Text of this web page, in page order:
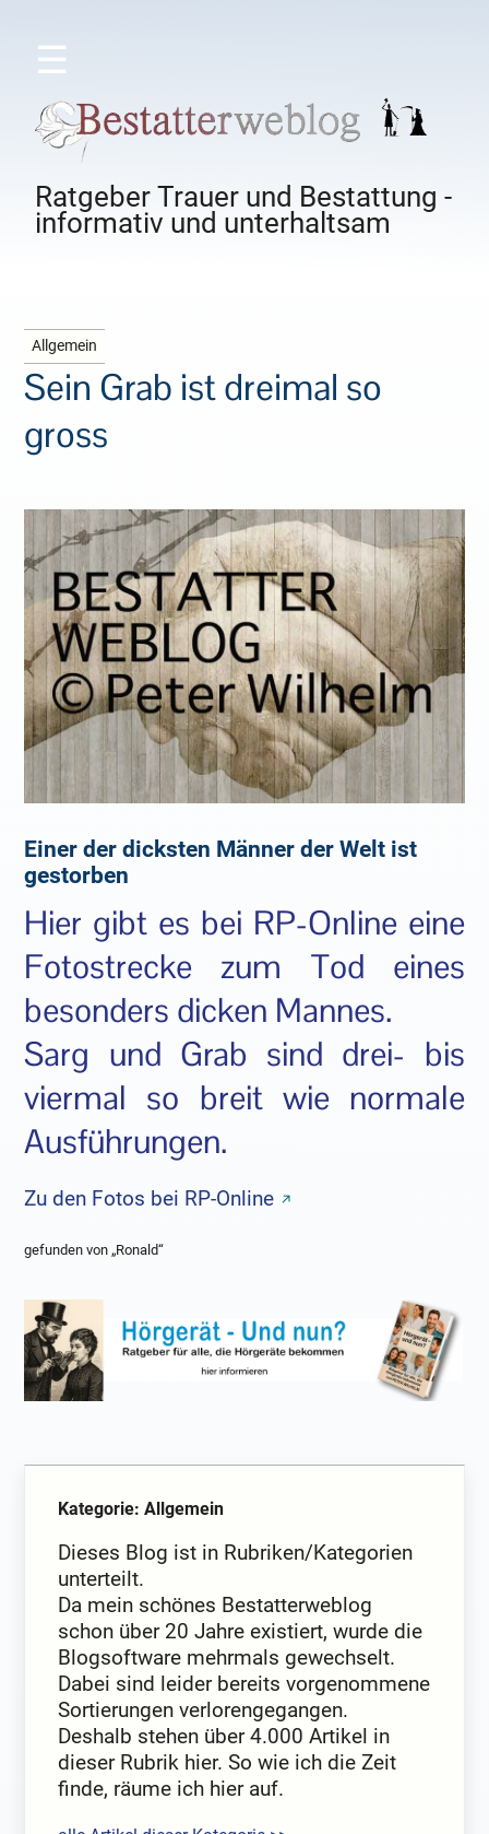
☰
Ratgeber Trauer und Bestattung -
informativ und unterhaltsam
Allgemein
Sein Grab ist dreimal so
gross
Einer der dicksten Männer der Welt ist
gestorben
Hier gibt es bei RP-Online eine
Fotostrecke zum Tod eines
besonders dicken Mannes.
Sarg und Grab sind drei- bis
viermal so breit wie normale
Ausführungen.
Zu den Fotos bei RP-Online
gefunden von „Ronald“
Kategorie: Allgemein
Dieses Blog ist in Rubriken/Kategorien
unterteilt.
Da mein schönes Bestatterweblog
schon über 20 Jahre existiert, wurde die
Blogsoftware mehrmals gewechselt.
Dabei sind leider bereits vorgenommene
Sortierungen verlorengegangen.
Deshalb stehen über 4.000 Artikel in
dieser Rubrik hier. So wie ich die Zeit
finde, räume ich hier auf.